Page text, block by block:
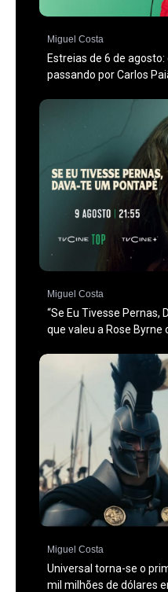
Miguel Costa
Estreias de 6 de
passando por Carlos
Miguel Costa
“Se Eu Tivesse Pernas,
que valeu a Rose Byrne
Miguel Costa
Universal torna-se o
mil milhões de dólares